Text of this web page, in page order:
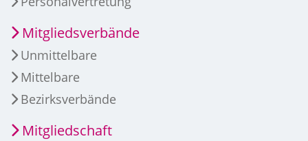
Mitgliedsverbände
Unmittelbare
Mittelbare
Bezirksverbände
Mitgliedschaft